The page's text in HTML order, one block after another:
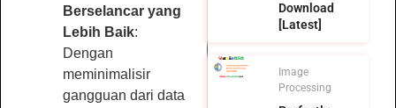
Berselancar yang
Lebih Baik:
Dengan
meminimalisir
gangguan dari data
Download
[Latest]
Image
Processing